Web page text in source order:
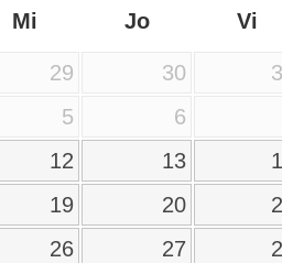
Mi Jo Vi
29 30
5 6
12 13
19 20
26 27